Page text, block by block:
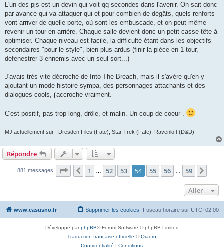
L'un des pjs est un devin qui voit qq secondes dans l'avenir. On sait donc
par avance qui va attaquer qui et pour combien de dégâts, quels renforts
vont arriver de quelle porte, où sont les embuscade, et on peut même
revenir un tour en arrière. Chaque salle devient donc un petit casse tête à
optimiser. Chaque niveau est facile, la difficulté étant dans les objectifs
secondaires "pour le style", bien plus ardus (finir la pièce en 1 tour,
defenestrer 3 ennemis avec un seul sort...)
J'avais très vite décroché de Into The Breach, mais il s'avère qu'en y
ajoutant un mode histoire sympa, des personnages attachants et des
dialogues cools, j'accroche vraiment.
C'est positif, pas trop long, drôle, et malin. Un coup de coeur .
MJ actuellement sur : Dresden Files (Fate), Star Trek (Fate), Ravenloft (D&D)
Répondre
881 messages Page 54 sur 59
Précédent
1 52 53 54 55 56 59
Aller
www.casusno.fr Fuseau horaire sur UTC+02:00
Supprimer les cookies
Développé parphpBB® Forum Software © phpBB Limited
Traduction française officielle ©Qiaeru
Confidentialité | Conditions